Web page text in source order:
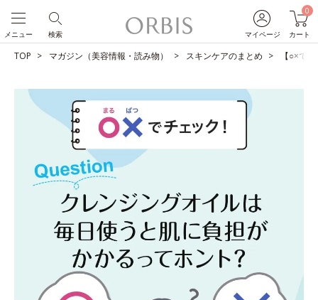
マイページ
0
カート
検索
メニュー
TOP マガジン（美容情報・読み物） スキンケアのまとめ 【○×で